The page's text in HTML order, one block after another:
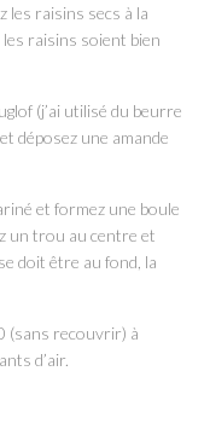
les raisins secs à la
les raisins soient bien
(j’ai utilisé du beurre
déposez une amande
et formez une boule
un trou au centre et
doit être au fond, la
(sans recouvrir) à
d’air.